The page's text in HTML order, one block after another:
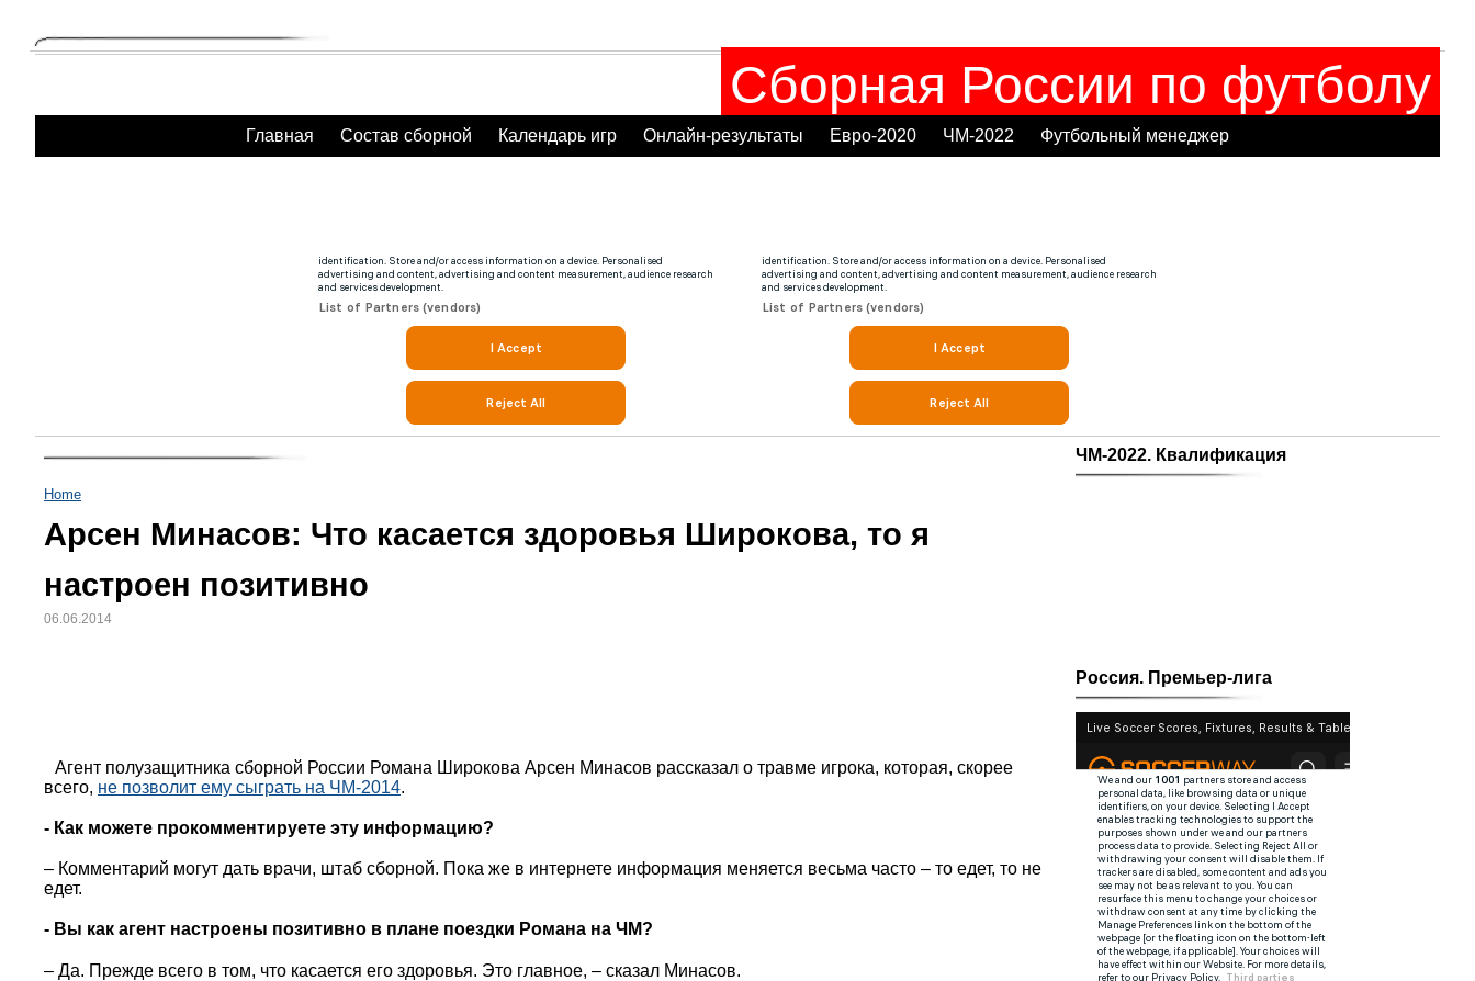
Сборная России по футболу
Главная Состав сборной Календарь игр Онлайн-результаты Евро-2020 ЧМ-2022 Футбольный менеджер
Home
Арсен Минасов: Что касается здоровья Широкова, то я
настроен позитивно
06.06.2014
Агент полузащитника сборной России Романа Широкова Арсен Минасов рассказал о травме игрока, которая, скорее
всего, не позволит ему сыграть на ЧМ-2014.
- Как можете прокомментируете эту информацию?
– Комментарий могут дать врачи, штаб сборной. Пока же в интернете информация меняется весьма часто – то едет, то не
едет.
- Вы как агент настроены позитивно в плане поездки Романа на ЧМ?
– Да. Прежде всего в том, что касается его здоровья. Это главное, – сказал Минасов.
ЧМ-2022. Квалификация
Россия. Премьер-лига